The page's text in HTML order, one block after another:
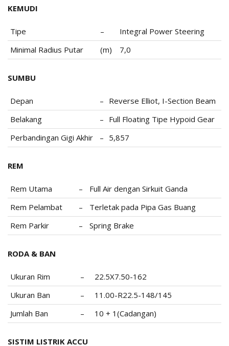
KEMUDI
Tipe –
Integral Power Steering
Minimal Radius Putar
(m) 7,0
SUMBU
Depan – Reverse Elliot, I-Section Beam
Belakang
– Full Floating Tipe Hypoid Gear
Perbandingan Gigi Akhir
– 5,857
REM
Rem Utama –
Full Air dengan Sirkuit Ganda
Rem Pelambat
–
Terletak pada Pipa Gas Buang
Rem Parkir
– Spring Brake
RODA & BAN
Ukuran Rim –
22.5X7.50-162
Ukuran Ban
–
11.00-R22.5-148/145
Jumlah Ban
– 10 + 1(Cadangan)
SISTIM LISTRIK ACCU